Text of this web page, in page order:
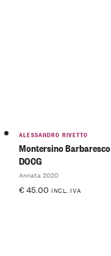
ALESSANDRO RIVETTO
Montersino Barbaresco
DOCG
Annata 2020
€45.00 INCL. IVA